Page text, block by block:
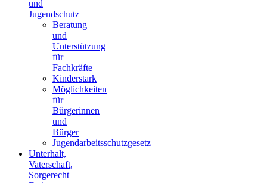
und
Jugendschutz
Beratung
und
Unterstützung
für
Fachkräfte
Kinderstark
Möglichkeiten
für
Bürgerinnen
und
Bürger
Jugendarbeitsschutzgesetz
Unterhalt,
Vaterschaft,
Sorgerecht